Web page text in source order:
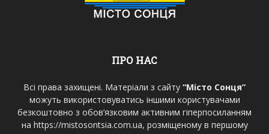
ПРО НАС
Всі права захищені. Матеріали з сайту “Місто Сонця”
можуть використовуватись іншими користувачами
безкоштовно з обов’язковим активним гіперпосиланням
на https://mistosontsia.com.ua, розміщеному в першому